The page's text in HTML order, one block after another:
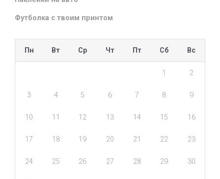
Футболка с твоим принтом
Пн Вт Ср Чт Пт Сб Вс
1 2
3 4 5 6 7 8 9
10 11 12 13 14 15 16
17 18 19 20 21 22 23
24 25 26 27 28 29 30